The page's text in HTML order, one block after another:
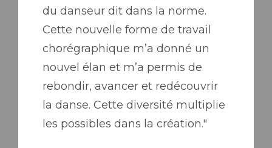
du danseur dit dans la norme.
Cette nouvelle forme de travail
chorégraphique m’a donné un
nouvel élan et m’a permis de
rebondir, avancer et redécouvrir
la danse. Cette diversité multiplie
les possibles dans la création."